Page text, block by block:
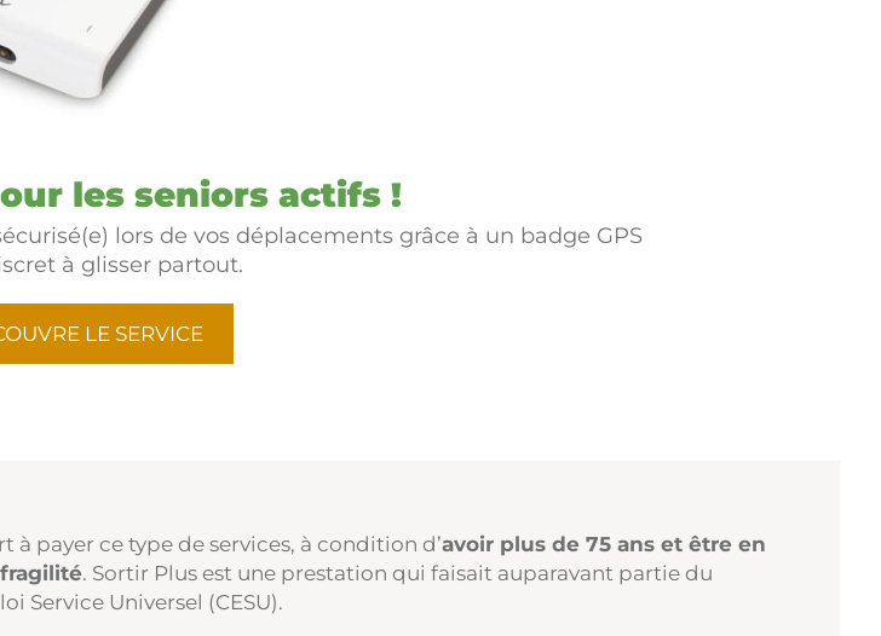
les seniors actifs !
lors de vos déplacements grâce à un badge GPS
à glisser partout.
LE SERVICE
à payer ce type de services, à condition d’avoir plus de 75 ans et être en
. Sortir Plus est une prestation qui faisait auparavant partie du
Service Universel (CESU).